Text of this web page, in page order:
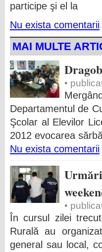
participe şi el la
Nu exista comentarii
MAI MULTE
•
Departamentul de
Şcolar al Elevilor
2012 evocarea
Nu exista comentarii
•
În cursul zilei
Rurală au
general sau local,